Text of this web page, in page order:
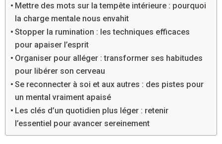
Mettre des mots sur la tempête intérieure : pourquoi
la charge mentale nous envahit
Stopper la rumination : les techniques efficaces
pour apaiser l’esprit
Organiser pour alléger : transformer ses habitudes
pour libérer son cerveau
Se reconnecter à soi et aux autres : des pistes pour
un mental vraiment apaisé
Les clés d’un quotidien plus léger : retenir
l’essentiel pour avancer sereinement